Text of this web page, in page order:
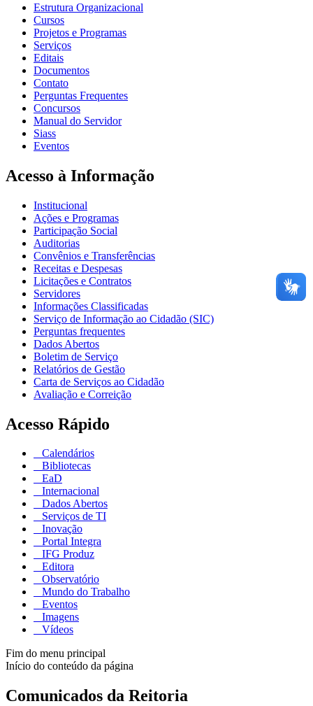
Estrutura Organizacional
Cursos
Projetos e Programas
Serviços
Editais
Documentos
Contato
Perguntas Frequentes
Concursos
Manual do Servidor
Siass
Eventos
Acesso à Informação
Institucional
Ações e Programas
Participação Social
Auditorias
Convênios e Transferências
Receitas e Despesas
Licitações e Contratos
Servidores
Informações Classificadas
Serviço de Informação ao Cidadão (SIC)
Perguntas frequentes
Dados Abertos
Boletim de Serviço
Relatórios de Gestão
Carta de Serviços ao Cidadão
Avaliação e Correição
Acesso Rápido
Calendários
Bibliotecas
EaD
Internacional
Dados Abertos
Serviços de TI
Inovação
Portal Integra
IFG Produz
Editora
Observatório
Mundo do Trabalho
Eventos
Imagens
Vídeos
Fim do menu principal
Início do conteúdo da página
Comunicados da Reitoria